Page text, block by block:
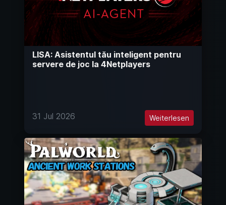
LISA: Asistentul tău inteligent pentru
servere de joc la 4Netplayers
31 Jul 2026 Weiterlesen